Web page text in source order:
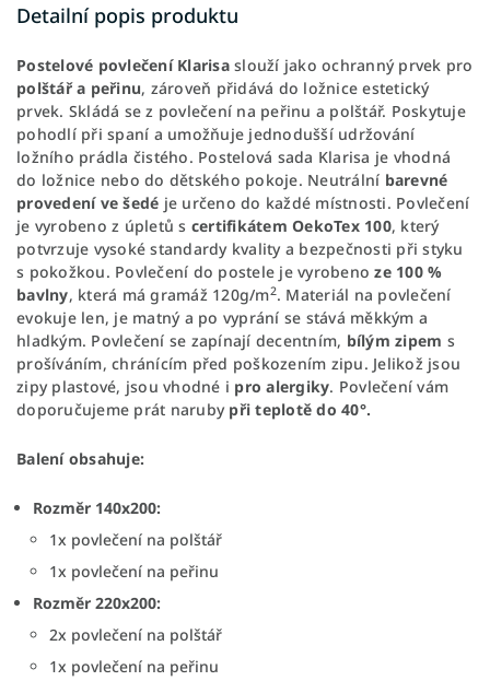
Detailní popis produktu
Postelové povlečení Klarisaslouží jako ochranný prvek pro
polštář a peřinu, zároveň přidává do ložnice estetický
prvek. Skládá se z povlečení na peřinu a polštář. Poskytuje
pohodlí při spaní a umožňuje jednodušší udržování
ložního prádla čistého. Postelová sada Klarisa je vhodná
do ložnice nebo do dětského pokoje. Neutrální barevné
provedení ve šedé je určeno do každé místnosti. Povlečení
je vyrobeno z úpletů s certifikátem OekoTex 100, který
potvrzuje vysoké standardy kvality a bezpečnosti při styku
s pokožkou. Povlečení do postele je vyrobenoze 100 %
bavlny, která má gramáž 120g/m2. Materiál na povlečení
evokuje len, je matný a po vyprání se stává měkkým a
hladkým. Povlečení se zapínají decentním, bílým zipem s
prošíváním, chránícím před poškozením zipu. Jelikož jsou
zipy plastové, jsou vhodné i pro alergiky. Povlečení vám
doporučujeme prát naruby při teplotě do 40°.
Balení obsahuje:
Rozměr 140x200:
1x povlečení na polštář
1x povlečení na peřinu
Rozměr 220x200:
2x povlečení na polštář
1x povlečení na peřinu